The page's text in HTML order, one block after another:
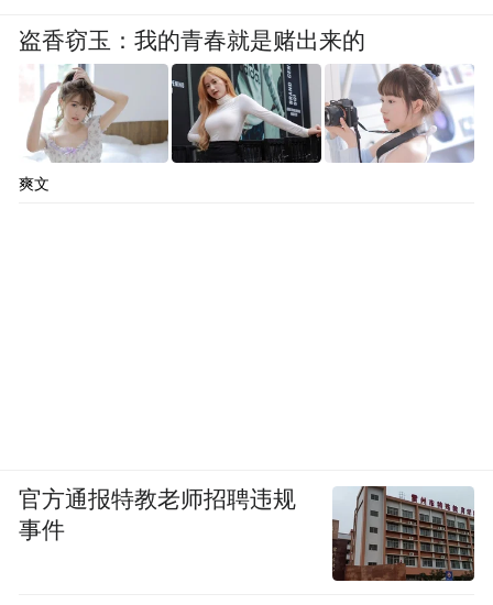
盗香窃玉：我的青春就是赌出来的
爽文
官方通报特教老师招聘违规
事件